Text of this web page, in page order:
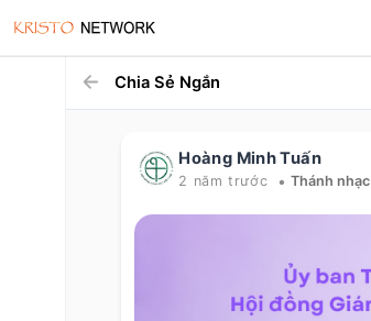
Chia Sẻ Ngắn
Hoàng Minh Tuấn
2 năm trước • Thánh nhạc